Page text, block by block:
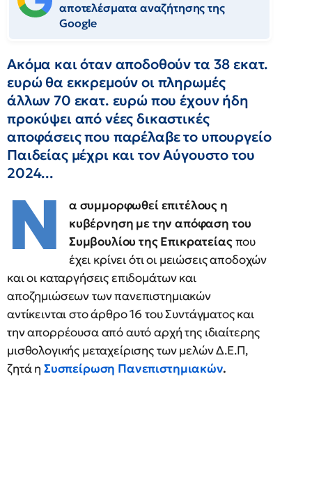
αποτελέσματα αναζήτησης της
Google
Ακόμα και όταν αποδοθούν τα 38 εκατ.
ευρώ θα εκκρεμούν οι πληρωμές
άλλων 70 εκατ. ευρώ που έχουν ήδη
προκύψει από νέες δικαστικές
αποφάσεις που παρέλαβε το υπουργείο
Παιδείας μέχρι και τον Αύγουστο του
2024...
Ν
α συμμορφωθεί επιτέλους η
κυβέρνηση με την απόφαση του
Συμβουλίου της Επικρατείαςπου
έχει κρίνει ότι οι μειώσεις αποδοχών
και οι καταργήσεις επιδομάτων και
αποζημιώσεων των πανεπιστημιακών
αντίκεινται στο άρθρο 16 του Συντάγματος και
την απορρέουσα από αυτό αρχή της ιδιαίτερης
μισθολογικής μεταχείρισης των μελών Δ.Ε.Π,
ζητά η Συσπείρωση Πανεπιστημιακών.